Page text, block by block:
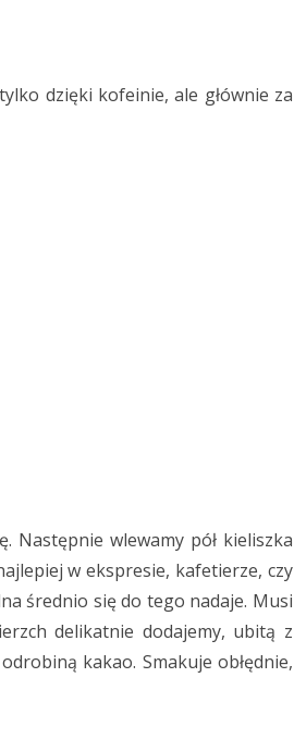
dzięki kofeinie, ale głównie za
Następnie wlewamy pół kieliszka
w ekspresie, kafetierze, czy
średnio się do tego nadaje. Musi
delikatnie dodajemy, ubitą z
kakao. Smakuje obłędnie,